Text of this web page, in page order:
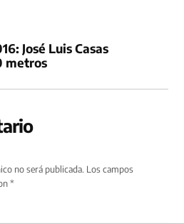
José Luis Casas
metros
no será publicada. Los campos
*